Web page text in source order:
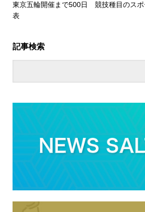
東京五輪開催まで500日 競技種目のスポ
表
記事検索